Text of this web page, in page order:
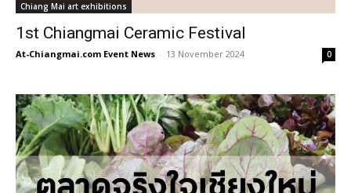
Chiang Mai art exhibitions
1st Chiangmai Ceramic Festival
At-Chiangmai.com Event News - 13 November 2024 0